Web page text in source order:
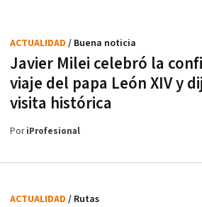
Javier Milei celebró la
viaje del papa León XIV y
visita histórica
ACTUALIDAD / Buena noticia
PoriProfesional
ACTUALIDAD / Rutas